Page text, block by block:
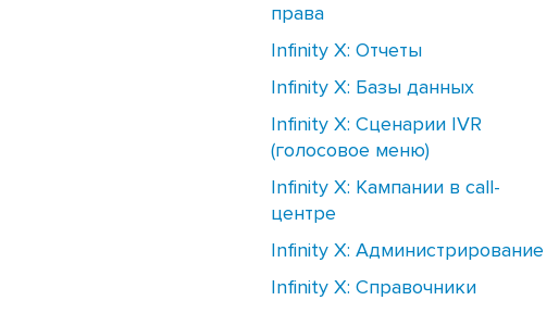
права
Infinity X: Отчеты
Infinity X: Базы данных
Infinity X: Сценарии IVR
(голосовое меню)
Infinity X: Кампании в call-
центре
Infinity X: Администрирование
Infinity X: Справочники